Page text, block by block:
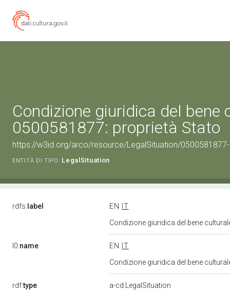
Condizione giuridica del bene
0500581877: proprietà Stato
https://w3id.org/arco/resource/LegalSituation/
ENTITÀ DI TIPO: LegalSituation
rdfs: label EN
IT
Condizione giuridica del bene
l0:name EN
IT
Condizione giuridica del bene
rdf:type
a-cd:LegalSituation